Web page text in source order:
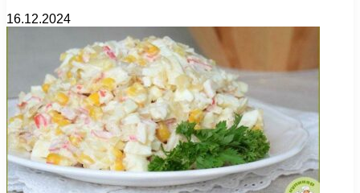
16.12.2024